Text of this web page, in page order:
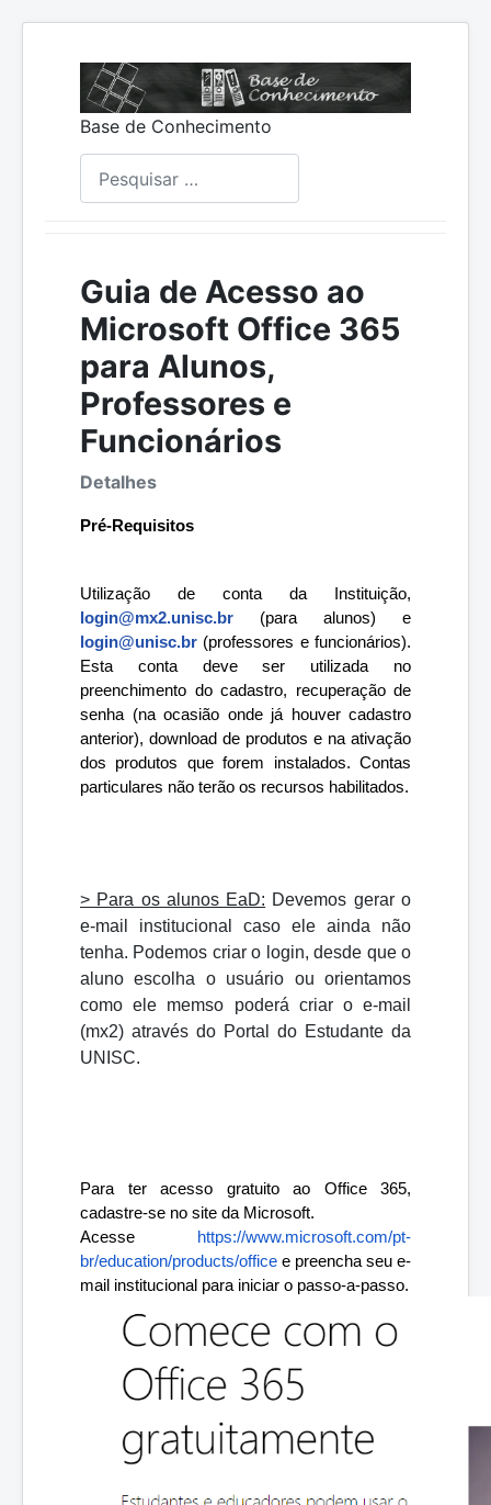
Base de Conhecimento
Guia de Acesso ao
Microsoft Office 365
para Alunos,
Professores e
Funcionários
Detalhes
Pré-Requisitos
login@mx2.unisc.br
login@unisc.br (professores e funcionários).
Esta conta deve ser utilizada no
preenchimento do cadastro, recuperação de
senha (na ocasião onde já houver cadastro
anterior), download de produtos e na ativação
dos produtos que forem instalados. Contas
particulares não terão os recursos habilitados.
> Para os alunos EaD: Devemos gerar o
e-mail institucional caso ele ainda não
tenha. Podemos criar o login, desde que o
aluno escolha o usuário ou orientamos
como ele memso poderá criar o e-mail
(mx2) através do Portal do Estudante da
UNISC.
Para ter acesso gratuito ao Office 365,
cadastre-se no site da Microsoft.
Acesse
https://www.microsoft.com/pt-
br/education/products/office e preencha seu e-
mail institucional para iniciar o passo-a-passo.